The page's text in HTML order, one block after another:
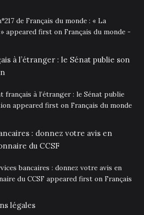
de Français du monde : « La
appeared first on Français du monde -
à l’étranger : le Sénat publie son
français à l’étranger : le Sénat publie
appeared first on Français du monde
: donnez votre avis en
du CCSF
bancaires : donnez votre avis en
du CCSF appeared first on Français
légales